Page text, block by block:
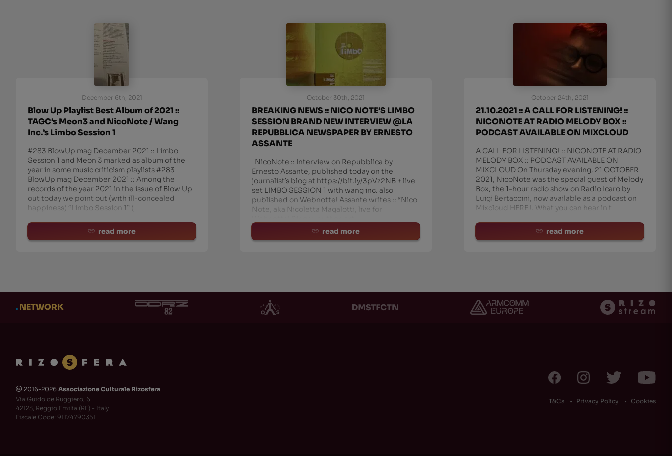
December 6th, 2021
Blow Up Playlist Best Album of 2021 ::
TAGC’s Meon3 and NicoNote / Wang
Inc.’s Limbo Session 1
#283 BlowUp mag December 2021 :: Limbo
Session 1 and Meon 3 marked as album of the
year in some music criticism playlists #283
BlowUp mag December 2021 :: Among the
records of the year 2021 in the issue of Blow Up
out today we point out (with ill-concealed
happiness) “Limbo Session 1” (
read more
October 30th, 2021
BREAKING NEWS :: NICO NOTE’S LIMBO
SESSION BRAND NEW INTERVIEW @LA
REPUBBLICA NEWSPAPER BY ERNESTO
ASSANTE
NicoNote :: Interview on Repubblica by
Ernesto Assante, published today on the
journalist’s blog at https://bit.ly/3pVz2NB + live
set LIMBO SESSION 1 with wang inc. also
published on Webnotte! Assante writes :: “Nico
Note, aka Nicoletta Magalotti, live for
read more
October 24th, 2021
21.10.2021 :: A CALL FOR LISTENING! ::
NICONOTE AT RADIO MELODY BOX ::
PODCAST AVAILABLE ON MIXCLOUD
A CALL FOR LISTENING! :: NICONOTE AT RADIO
MELODY BOX :: PODCAST AVAILABLE ON
MIXCLOUD On Thursday evening, 21 OCTOBER
2021, NicoNote was the special guest of Melody
Box, the 1-hour radio show on Radio Icaro by
Luigi Bertaccini, now available as a podcast on
Mixcloud HERE !. What you can hear in t
read more
.NETWORK
🅭 2016-2026 Associazione Culturale Rizosfera
Via Guido de Ruggiero, 6
42123, Reggio Emilia (RE) - Italy
Fiscale Code: 91174790351
T&Cs Privacy Policy Cookies